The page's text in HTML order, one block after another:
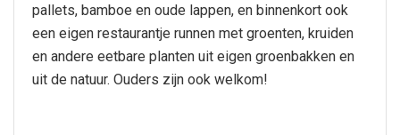
pallets, bamboe en oude lappen, en binnenkort ook
een eigen restaurantje runnen met groenten, kruiden
en andere eetbare planten uit eigen groenbakken en
uit de natuur. Ouders zijn ook welkom!